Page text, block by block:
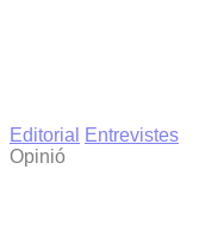
Editorial
Entrevistes
Opinió